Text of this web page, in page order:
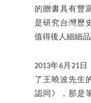
的贈書具有豐
是研究台灣歷
值得後人細細品
2013年6月21
了王曉波先生
認同》，那是